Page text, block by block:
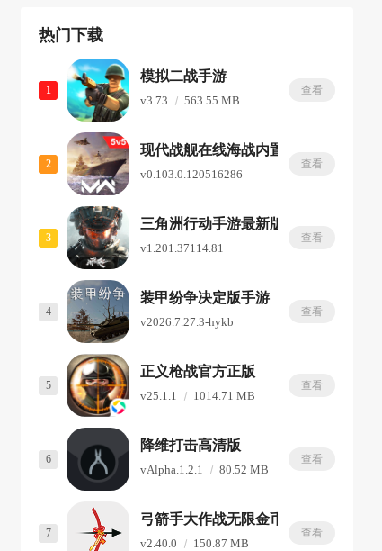
热门下载
1 查看
模拟二战手游
v3.73 563.55 MB
2 查看
现代战舰在线海战内置菜单版
v0.103.0.120516286
3 查看
三角洲行动手游最新版
v1.201.37114.81
4 查看
装甲纷争决定版手游
v2026.7.27.3-hykb
5 查看
正义枪战官方正版
v25.1.1 1014.71 MB
6 查看
降维打击高清版
vAlpha.1.2.1 80.52 MB
7 查看
弓箭手大作战无限金币钻石版
v2.40.0 150.87 MB